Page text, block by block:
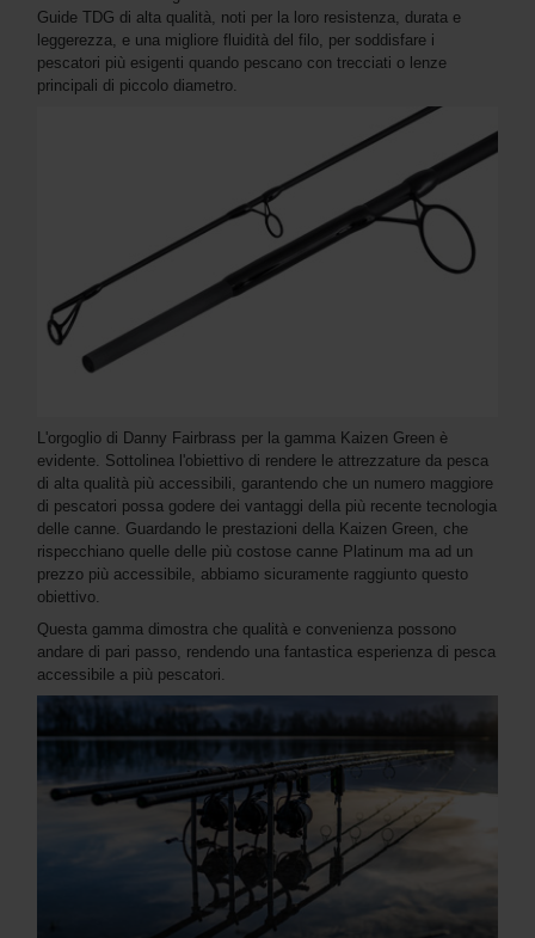
Guide TDG di alta qualità, noti per la loro resistenza, durata e
leggerezza, e una migliore fluidità del filo, per soddisfare i
pescatori più esigenti quando pescano con trecciati o lenze
principali di piccolo diametro.
L'orgoglio di Danny Fairbrass per la gamma Kaizen Green è
evidente. Sottolinea l'obiettivo di rendere le attrezzature da pesca
di alta qualità più accessibili, garantendo che un numero maggiore
di pescatori possa godere dei vantaggi della più recente tecnologia
delle canne. Guardando le prestazioni della Kaizen Green, che
rispecchiano quelle delle più costose canne Platinum ma ad un
prezzo più accessibile, abbiamo sicuramente raggiunto questo
obiettivo.
Questa gamma dimostra che qualità e convenienza possono
andare di pari passo, rendendo una fantastica esperienza di pesca
accessibile a più pescatori.